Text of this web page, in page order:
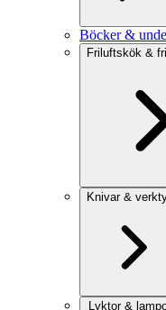
Böcker &
Friluftskök &
Knivar &